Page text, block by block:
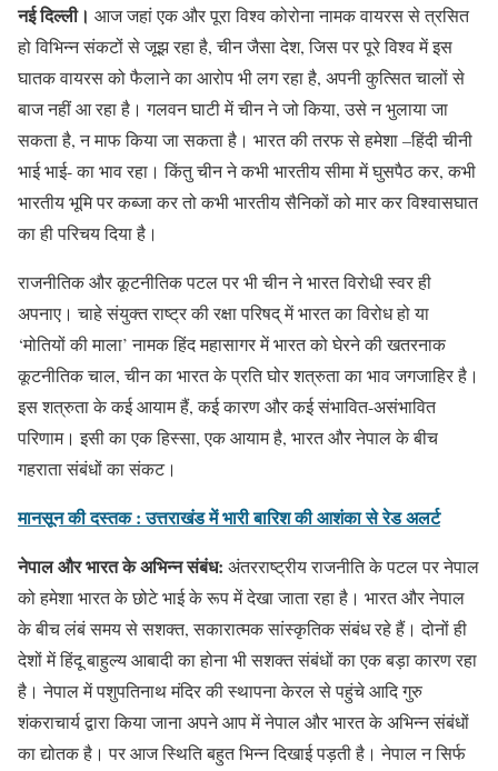
नई दिल्ली। आज जहां एक और पूरा विश्व कोरोना नामक वायरस से त्रसित
हो विभिन्न संकटों से जूझ रहा है, चीन जैसा देश, जिस पर पूरे विश्व में इस
घातक वायरस को फैलाने का आरोप भी लग रहा है, अपनी कुत्सित चालों से
बाज नहीं आ रहा है। गलवन घाटी में चीन ने जो किया, उसे न भुलाया जा
सकता है, न माफ किया जा सकता है। भारत की तरफ से हमेशा –हिंदी चीनी
भाई भाई- का भाव रहा। किंतु चीन ने कभी भारतीय सीमा में घुसपैठ कर, कभी
भारतीय भूमि पर कब्जा कर तो कभी भारतीय सैनिकों को मार कर विश्वासघात
का ही परिचय दिया है।
राजनीतिक और कूटनीतिक पटल पर भी चीन ने भारत विरोधी स्वर ही
अपनाए। चाहे संयुक्त राष्ट्र की रक्षा परिषद् में भारत का विरोध हो या
‘मोतियों की माला’ नामक हिंद महासागर में भारत को घेरने की खतरनाक
कूटनीतिक चाल, चीन का भारत के प्रति घोर शत्रुता का भाव जगजाहिर है।
इस शत्रुता के कई आयाम हैं, कई कारण और कई संभावित-असंभावित
परिणाम। इसी का एक हिस्सा, एक आयाम है, भारत और नेपाल के बीच
गहराता संबंधों का संकट।
मानसून की दस्तक : उत्तराखंड में भारी बारिश की आशंका से रेड अलर्ट
नेपाल और भारत के अभिन्न संबंध: अंतरराष्ट्रीय राजनीति के पटल पर नेपाल
को हमेशा भारत के छोटे भाई के रूप में देखा जाता रहा है। भारत और नेपाल
के बीच लंबं समय से सशक्त, सकारात्मक सांस्कृतिक संबंध रहे हैं। दोनों ही
देशों में हिंदू बाहुल्य आबादी का होना भी सशक्त संबंधों का एक बड़ा कारण रहा
है। नेपाल में पशुपतिनाथ मंदिर की स्थापना केरल से पहुंचे आदि गुरु
शंकराचार्य द्वारा किया जाना अपने आप में नेपाल और भारत के अभिन्न संबंधों
का द्योतक है। पर आज स्थिति बहुत भिन्न दिखाई पड़ती है। नेपाल न सिर्फ